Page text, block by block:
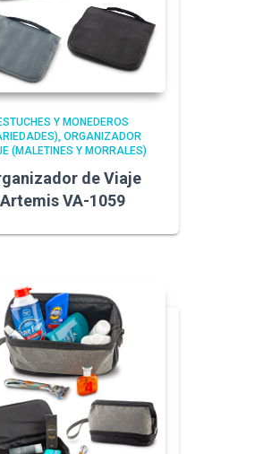
Y MONEDEROS
ORGANIZADOR
(MALETINES Y MORRALES)
de Viaje
Artemis VA-1059